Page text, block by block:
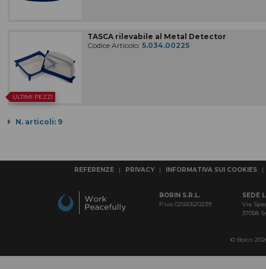
TASCA rilevabile al Metal Detector
Codice Articolo: 5.034.00225
ULTIMI PEZZI
N. articoli: 9
REFERENZE | PRIVACY | INFORMATIVA SUI COOKIES |
BORIN S.R.L.
P.iva 02550520239
SEDE
Via
37058
© Borin